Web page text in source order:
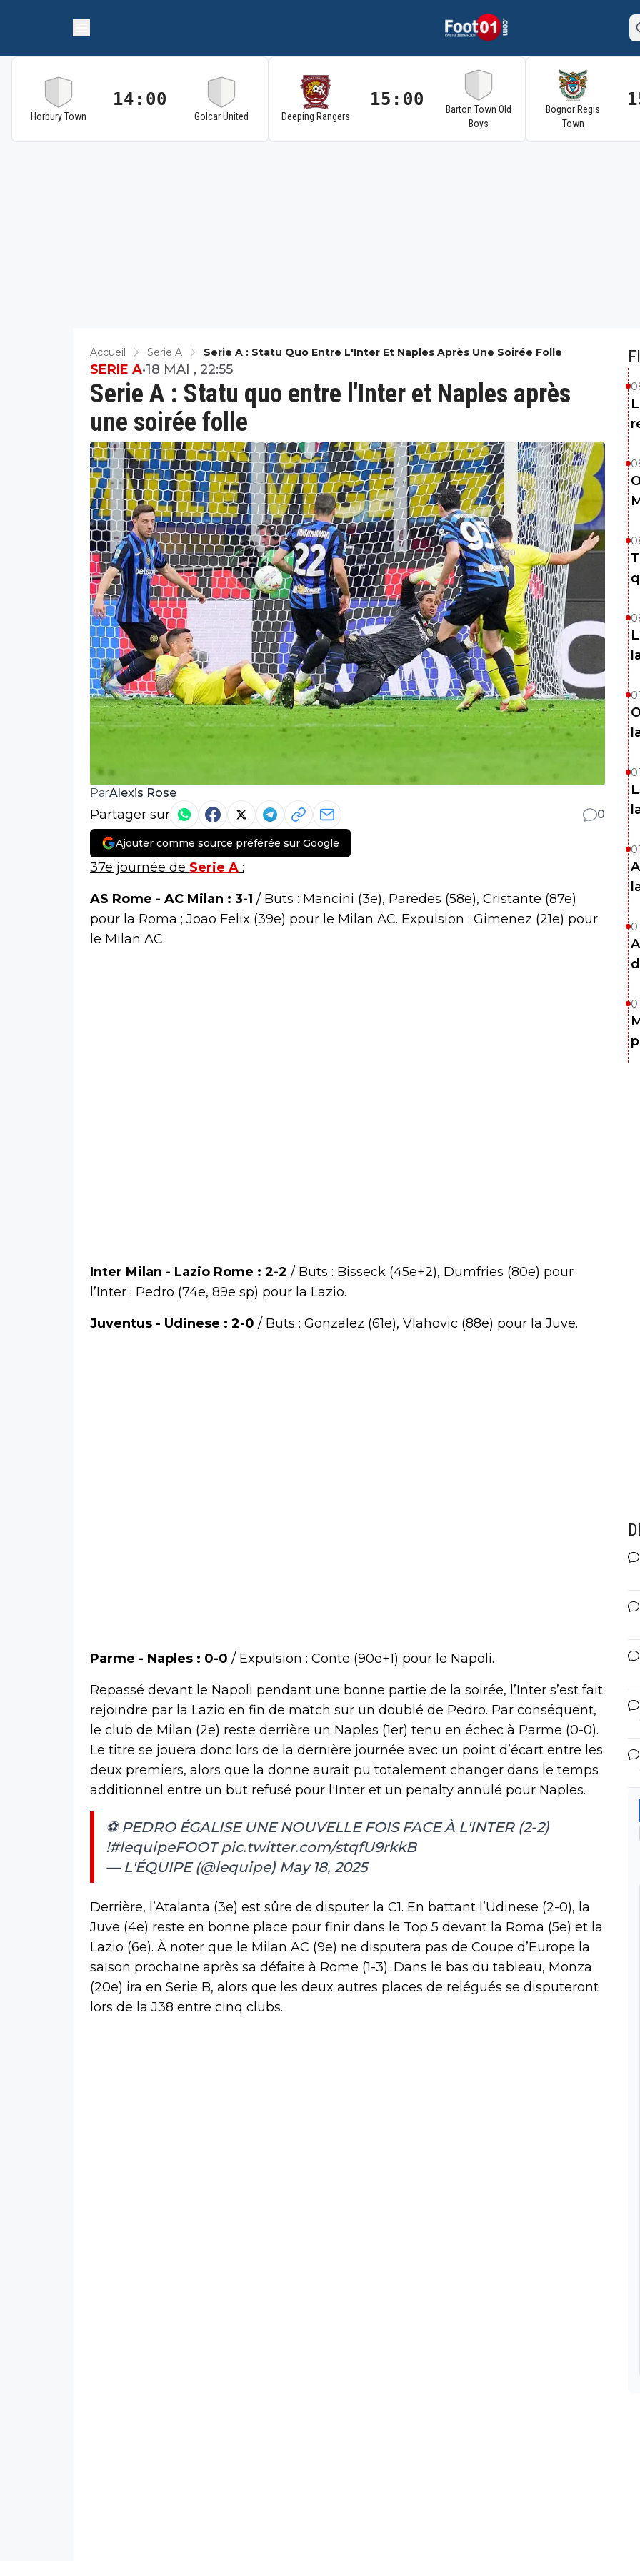
Horbury Town
14:00
Golcar United Deeping Rangers
15:00
Barton Town Old
Boys
Bognor Regis
Town
Accueil Serie A Serie A : Statu Quo Entre L'Inter Et Naples Après Une Soirée Folle
Serie A : Statu quo entre l'Inter et Naples après
une soirée folle
SERIE A•18 MAI , 22:55
ParAlexis Rose
Partager sur 0
Ajouter comme source préférée sur Google
37e journée de Serie A :
AS Rome - AC Milan : 3-1 / Buts : Mancini (3e), Paredes (58e), Cristante (87e)
pour la Roma ; Joao Felix (39e) pour le Milan AC. Expulsion : Gimenez (21e) pour
le Milan AC.
Inter Milan - Lazio Rome : 2-2 / Buts : Bisseck (45e+2), Dumfries (80e) pour
l’Inter ; Pedro (74e, 89e sp) pour la Lazio.
Juventus - Udinese : 2-0 / Buts : Gonzalez (61e), Vlahovic (88e) pour la Juve.
Parme - Naples : 0-0 / Expulsion : Conte (90e+1) pour le Napoli.
Repassé devant le Napoli pendant une bonne partie de la soirée, l’Inter s’est fait
rejoindre par la Lazio en fin de match sur un doublé de Pedro. Par conséquent,
le club de Milan (2e) reste derrière un Naples (1er) tenu en échec à Parme (0-0).
Le titre se jouera donc lors de la dernière journée avec un point d’écart entre les
deux premiers, alors que la donne aurait pu totalement changer dans le temps
additionnel entre un but refusé pour l'Inter et un penalty annulé pour Naples.
⚽️ PEDRO ÉGALISE UNE NOUVELLE FOIS FACE À L'INTER (2-2)
!#lequipeFOOT pic.twitter.com/stqfU9rkkB
— L'ÉQUIPE (@lequipe) May 18, 2025
Derrière, l’Atalanta (3e) est sûre de disputer la C1. En battant l’Udinese (2-0), la
Juve (4e) reste en bonne place pour finir dans le Top 5 devant la Roma (5e) et la
Lazio (6e). À noter que le Milan AC (9e) ne disputera pas de Coupe d’Europe la
saison prochaine après sa défaite à Rome (1-3). Dans le bas du tableau, Monza
(20e) ira en Serie B, alors que les deux autres places de relégués se disputeront
lors de la J38 entre cinq clubs.